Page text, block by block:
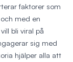
faktorer som
med en
bli viral på
sig med
hjälper alla att